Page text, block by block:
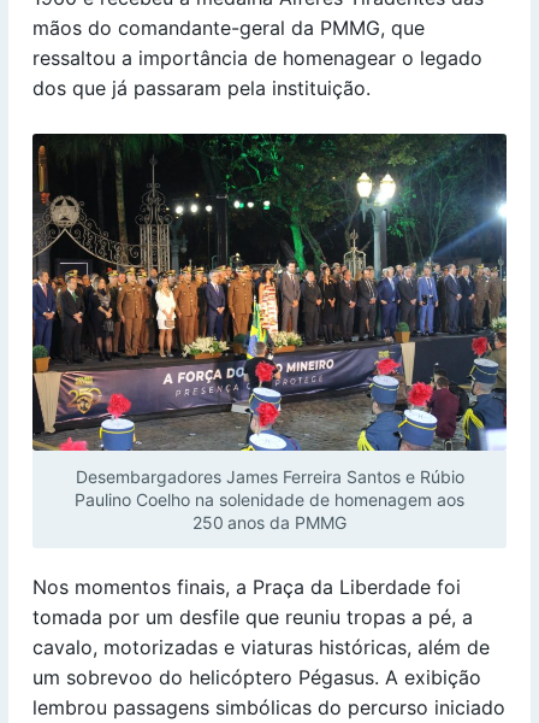
mãos do comandante-geral da PMMG, que
ressaltou a importância de homenagear o legado
dos que já passaram pela instituição.
Desembargadores James Ferreira Santos e Rúbio
Paulino Coelho na solenidade de homenagem aos
250 anos da PMMG
Nos momentos finais, a Praça da Liberdade foi
tomada por um desfile que reuniu tropas a pé, a
cavalo, motorizadas e viaturas históricas, além de
um sobrevoo do helicóptero Pégasus. A exibição
lembrou passagens simbólicas do percurso iniciado